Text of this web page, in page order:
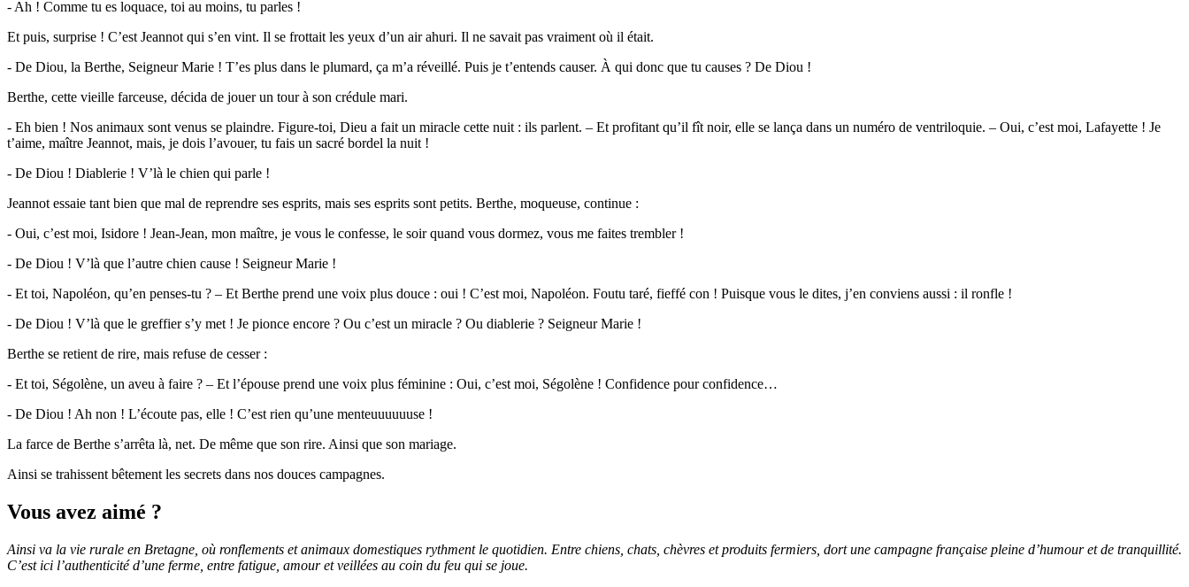
- Ah ! Comme tu es loquace, toi au moins, tu parles !
Et puis, surprise ! C’est Jeannot qui s’en vint. Il se frottait les yeux d’un air ahuri. Il ne savait pas vraiment où il était.
- De Diou, la Berthe, Seigneur Marie ! T’es plus dans le plumard, ça m’a réveillé. Puis je t’entends causer. À qui donc que tu causes ? De Diou !
Berthe, cette vieille farceuse, décida de jouer un tour à son crédule mari.
- Eh bien ! Nos animaux sont venus se plaindre. Figure-toi, Dieu a fait un miracle cette nuit : ils parlent. – Et profitant qu’il fît noir, elle se lança dans un numéro de ventriloquie. – Oui, c’est moi, Lafayette ! Je
t’aime, maître Jeannot, mais, je dois l’avouer, tu fais un sacré bordel la nuit !
- De Diou ! Diablerie ! V’là le chien qui parle !
Jeannot essaie tant bien que mal de reprendre ses esprits, mais ses esprits sont petits. Berthe, moqueuse, continue :
- Oui, c’est moi, Isidore ! Jean-Jean, mon maître, je vous le confesse, le soir quand vous dormez, vous me faites trembler !
- De Diou ! V’là que l’autre chien cause ! Seigneur Marie !
- Et toi, Napoléon, qu’en penses-tu ? – Et Berthe prend une voix plus douce : oui ! C’est moi, Napoléon. Foutu taré, fieffé con ! Puisque vous le dites, j’en conviens aussi : il ronfle !
- De Diou ! V’là que le greffier s’y met ! Je pionce encore ? Ou c’est un miracle ? Ou diablerie ? Seigneur Marie !
Berthe se retient de rire, mais refuse de cesser :
- Et toi, Ségolène, un aveu à faire ? – Et l’épouse prend une voix plus féminine : Oui, c’est moi, Ségolène ! Confidence pour confidence…
- De Diou ! Ah non ! L’écoute pas, elle ! C’est rien qu’une menteuuuuuuse !
La farce de Berthe s’arrêta là, net. De même que son rire. Ainsi que son mariage.
Ainsi se trahissent bêtement les secrets dans nos douces campagnes.
Vous avez aimé ?
Ainsi va la vie rurale en Bretagne, où ronflements et animaux domestiques rythment le quotidien. Entre chiens, chats, chèvres et produits fermiers, dort une campagne française pleine d’humour et de tranquillité.
C’est ici l’authenticité d’une ferme, entre fatigue, amour et veillées au coin du feu qui se joue.